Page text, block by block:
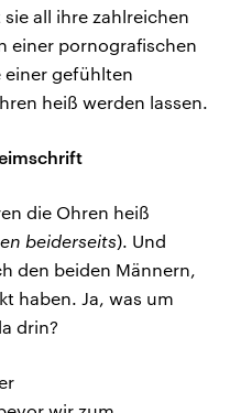
all ihre zahlreichen
einer pornografischen
einer gefühlten
heiß werden lassen.
die Ohren heiß
beiderseits). Und
den beiden Männern,
haben. Ja, was um
drin?